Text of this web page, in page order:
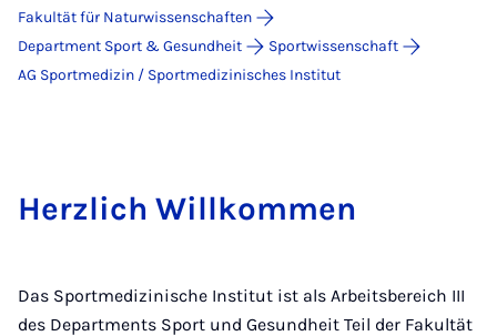
Fakultät für Naturwissenschaften
Department Sport & Gesundheit
Sportwissenschaft
AG Sportmedizin / Sportmedizinisches Institut
Herzlich Willkommen
Das Sportmedizinische Institut ist als Arbeitsbereich III
des Departments Sport und Gesundheit Teil der Fakultät